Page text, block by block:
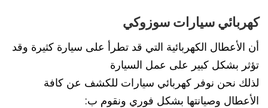
كهربائي سيارات سوزوكي
أن الأعطال الكهربائية التي قد تطرأ على سيارة كثيرة وقد
تؤثر بشكل كبير على عمل السيارة
لذلك نحن نوفر كهربائي سيارات للكشف عن كافة
الأعطال وصيانتها بشكل فوري ونقوم ب: